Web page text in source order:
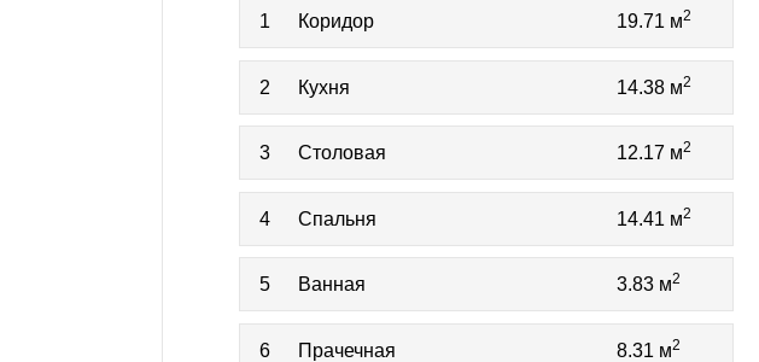
1 Коридор 19.71 м2
2 Кухня 14.38 м2
3 Столовая 12.17 м2
4 Спальня 14.41 м2
5 Ванная 3.83 м2
6 Прачечная 8.31 м2